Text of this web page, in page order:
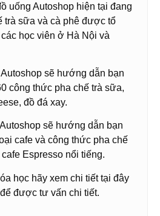
uống Autoshop hiện tại đang
trà sữa và cà phê được tổ
học viên ở Hà Nội và
sẽ hướng dẫn bạn
công thức pha chế trà sữa,
đồ đá xay.
sẽ hướng dẫn bạn
cafe và công thức pha chế
Espresso nổi tiếng.
học hãy xem chi tiết tại đây
được tư vấn chi tiết.